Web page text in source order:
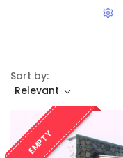
Sort by:
Relevant
EMPTY